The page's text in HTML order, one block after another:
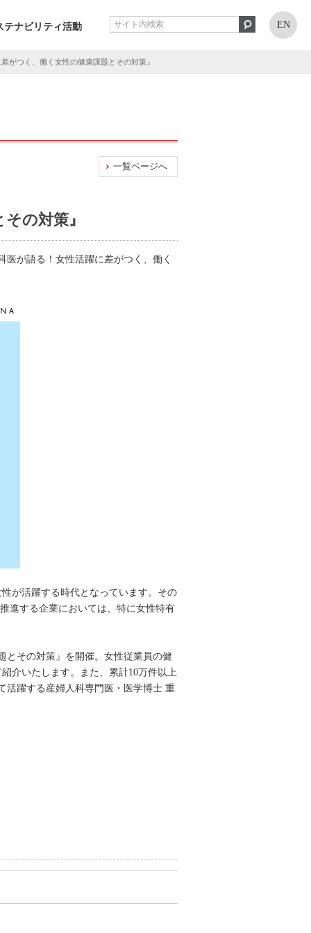
テナビリティ活動 EN
つく、働く女性の健康課題とその対策』
一覧ページへ
の対策』
医が語る！女性活躍に差がつく、働く
が活躍する時代となっています。その
進する企業においては、特に女性特有
とその対策』を開催。女性従業員の健
介いたします。また、累計10万件以上
活躍する産婦人科専門医・医学博士 重